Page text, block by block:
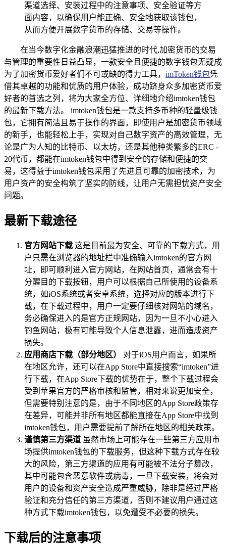
渠道选择、安装过程中的注意事项、安全验证等方
面内容，以确保用户能正确、安全地获取该钱包，
从而方便开展数字货币的存储、交易等操作。
在当今数字化金融浪潮迅猛推进的时代,加密货币的交易
与管理的重要性日益凸显，一款安全且便捷的数字钱包无疑成
为了加密货币爱好者们不可或缺的得力工具， imToken钱包凭
借其卓越的功能和优质的用户体验，成功跻身众多加密货币爱
好者的首选之列，将为大家全方位、详细地介绍imtoken钱包
的最新下载方法。 imtoken钱包是一款支持多币种的轻量级钱
包，它拥有简洁且易于操作的界面，即使用户是加密货币领域
的新手，也能轻松上手，实现对自己数字资产的高效管理，无
论是广为人知的比特币、以太坊，还是其他种类繁多的ERC -
20代币，都能在imtoken钱包中得到安全的存储和便捷的交
易，这得益于imtoken钱包采用了先进且可靠的加密技术，为
用户资产的安全构筑了坚实的防线，让用户无需担忧资产安全
问题。
最新下载途径
官方网站下载 这是目前最为安全、可靠的下载方式，用
户只需在浏览器的地址栏中准确输入imtoken的官方网
址，即可顺利进入官方网站，在网站首页，通常会有十
分醒目的下载按钮，用户可以根据自己所使用的设备系
统，如iOS系统或者安卓系统，选择对应的版本进行下
载，在下载过程中，用户一定要仔细核对网站的域名，
务必确保进入的是官方正规网站，因为一旦不小心进入
钓鱼网站，极有可能导致个人信息泄露，进而造成资产
损失。
应用商店下载（部分地区）
对于iOS用户而言，如果所
在地区允许，还可以在App Store中直接搜索“imtoken”进
行下载，在App Store下载的优势在于，整个下载过程会
受到苹果官方的严格审核和监管，相对来说更加安全，
但需要特别注意的是，由于不同地区的App Store政策存
在差异，可能并非所有地区都能直接在App Store中找到
imtoken钱包，用户需要提前了解所在地区的相关政策。
谨慎第三方渠道 虽然市场上可能存在一些第三方应用市
场提供imtoken钱包的下载服务，但这种下载方式存在较
大的风险，第三方渠道的应用有可能被不法分子篡改，
其中可能包含恶意软件或病毒，一旦下载安装，将会对
用户的设备和资产安全造成严重威胁，除非是经过严格
验证和充分信任的第三方渠道，否则不建议用户通过这
种方式下载imtoken钱包，以免遭受不必要的损失。
下载后的注意事项